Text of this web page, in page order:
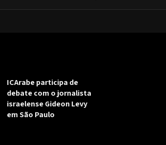
ICArabe participa de
debate com o jornalista
israelense Gideon Levy
em São Paulo